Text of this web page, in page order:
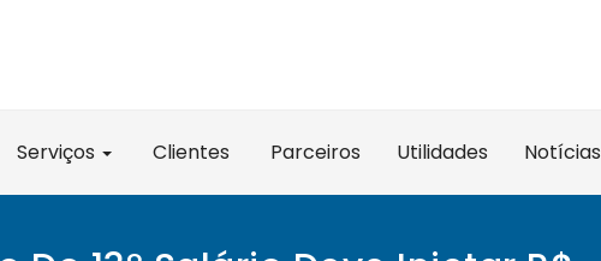
Serviços Clientes Parceiros Utilidades Notícias